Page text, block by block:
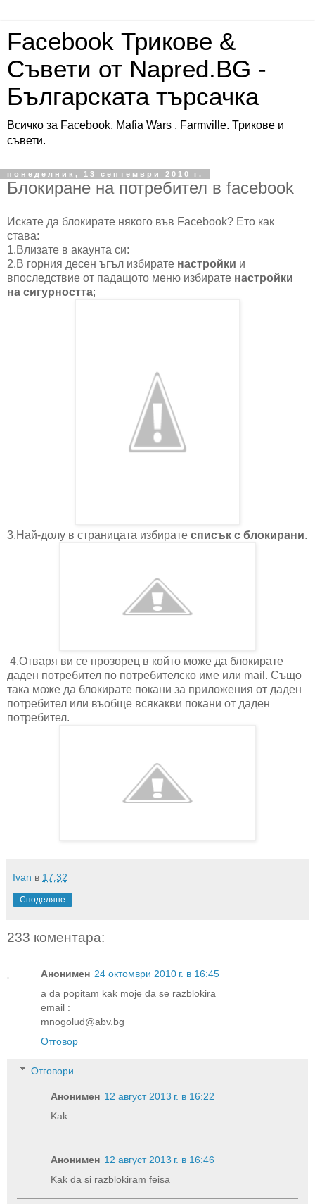
Facebook Трикове &
Съвети от Napred.BG -
Българската търсачка
Всичко за Facebook, Mafia Wars , Farmville. Трикове и
съвети.
понеделник, 13 септември 2010 г.
Блокиране на потребител в facebook
Искате да блокирате някого във Facebook? Ето как
става:
1.Влизате в акаунта си:
2.В горния десен ъгъл избирате настройки и
впоследствие от падащото меню избирате настройки
на сигурността;
3.Най-долу в страницата избирате списък с блокирани.
4.Отваря ви се прозорец в който може да блокирате
даден потребител по потребителско име или mail. Също
така може да блокирате покани за приложения от даден
потребител или въобще всякакви покани от даден
потребител.
Ivan в 17:32
Споделяне
233 коментара:
Анонимен 24 октомври 2010 г. в 16:45
a da popitam kak moje da se razblokira
email :
mnogolud@abv.bg
Отговор
Отговори
Анонимен 12 август 2013 г. в 16:22
Kak
Анонимен 12 август 2013 г. в 16:46
Kak da si razblokiram feisa